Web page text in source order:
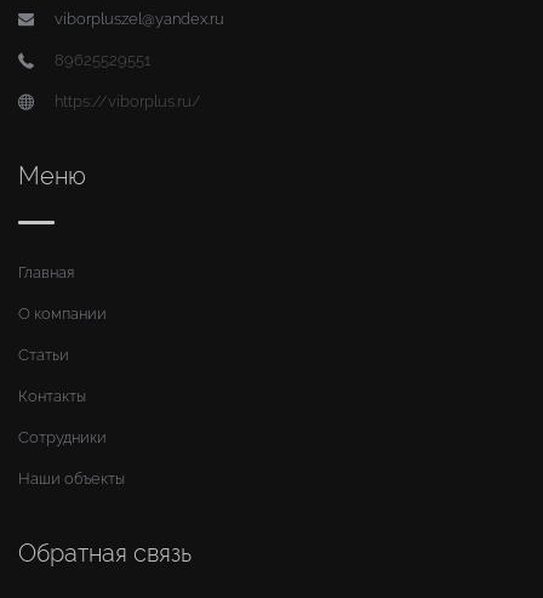
viborpluszel@yandex.ru
89625529551
https://viborplus.ru/
Меню
Главная
О компании
Статьи
Контакты
Сотрудники
Наши объекты
Обратная связь